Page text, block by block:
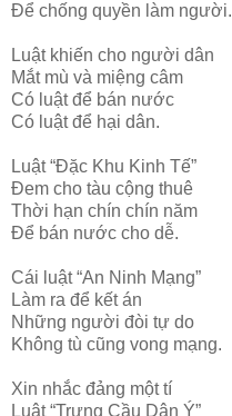
Để chống quyền làm người.
Luật khiến cho người dân
Mắt mù và miệng câm
Có luật để bán nước
Có luật để hại dân.
Luật “Đặc Khu Kinh Tế”
Đem cho tàu cộng thuê
Thời hạn chín chín năm
Để bán nước cho dễ.
Cái luật “An Ninh Mạng”
Làm ra để kết án
Những người đòi tự do
Không tù cũng vong mạng.
Xin nhắc đảng một tí
Luật “Trưng Cầu Dân Ý”